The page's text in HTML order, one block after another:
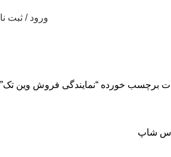
ورود / ثبت
برچسب خورده “نمایندگی فروش وین تک”
اِس شاپ